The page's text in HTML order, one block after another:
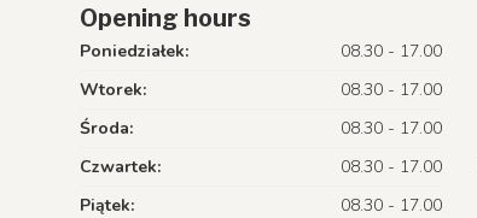
Opening hours
Poniedziałek:
08.30 - 17.00
Wtorek:
08.30 - 17.00
Środa:
08.30 - 17.00
Czwartek:
08.30 - 17.00
Piątek:
08.30 - 17.00